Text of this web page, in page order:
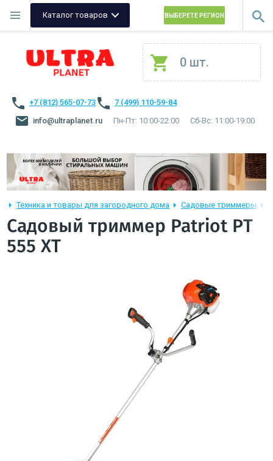
Каталог товаров ВЫБЕРЕТЕ РЕГИОН
0 шт.
+7 (812) 565-07-73
7 (499) 110-59-84
info@ultraplanet.ru
Пн-Пт: 10:00-22:00 Сб-Вс: 11:00-19:00
Техника и товары для загородного дома Садовые триммеры
Садовый триммер Patriot PT
555 XT